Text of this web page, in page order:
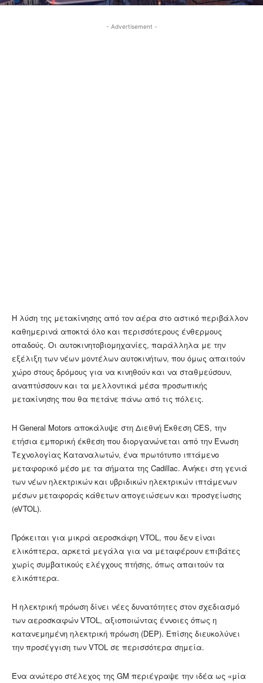
- Advertisement -
Η λύση της μετακίνησης από τον αέρα στο αστικό περιβάλλον
καθημερινά αποκτά όλο και περισσότερους ένθερμους
οπαδούς. Οι αυτοκινητοβιομηχανίες, παράλληλα με την
εξέλιξη των νέων μοντέλων αυτοκινήτων, που όμως απαιτούν
χώρο στους δρόμους για να κινηθούν και να σταθμεύσουν,
αναπτύσσουν και τα μελλοντικά μέσα προσωπικής
μετακίνησης που θα πετάνε πάνω από τις πόλεις.
Η General Motors αποκάλυψε στη Διεθνή Έκθεση CES, την
ετήσια εμπορική έκθεση που διοργανώνεται από την Ένωση
Τεχνολογίας Καταναλωτών, ένα πρωτότυπο ιπτάμενο
μεταφορικό μέσο με τα σήματα της Cadillac. Ανήκει στη γενιά
των νέων ηλεκτρικών και υβριδικών ηλεκτρικών ιπτάμενων
μέσων μεταφοράς κάθετων απογειώσεων και προσγείωσης
(eVTOL).
Πρόκειται για μικρά αεροσκάφη VTOL, που δεν είναι
ελικόπτερα, αρκετά μεγάλα για να μεταφέρουν επιβάτες
χωρίς συμβατικούς ελέγχους πτήσης, όπως απαιτούν τα
ελικόπτερα.
Η ηλεκτρική πρόωση δίνει νέες δυνατότητες στον σχεδιασμό
των αεροσκαφών VTOL, αξιοποιώντας έννοιες όπως η
κατανεμημένη ηλεκτρική πρόωση (DEP). Επίσης διευκολύνει
την προσέγγιση των VTOL σε περισσότερα σημεία.
Ένα ανώτερο στέλεχος της GM περιέγραψε την ιδέα ως «μία